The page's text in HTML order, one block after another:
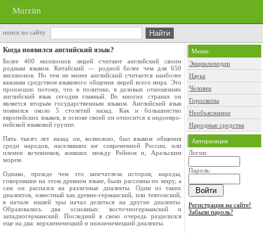
Murzim
поиск по сайту
Когда появился английский язык?
Более 400 миллионов людей считают англий­ский своим
родным языком. Китайский — родной более чем для 650
миллионов. Но тем не менее английский считается наиболее
важным средством языкового общения людей всего мира. Это
про­изошло потому, что в политике, в деловых отно­шениях
английский язык сегодня главный. Во многих странах он
является вторым государствен­ным языком. Английский язык
появился около 5 столетий назад. Как и большинство
европейских языков, в основе своей он относится к индоевро­
пейской языковой группе.
Пять тысяч лет назад он, возможно, был язы­ком общения
среди народов, населявших юг со­временной России, или
племен кочевников, жив­ших между Рейном и, Аральским
морем.
Однако, прежде чем это запечатлела история, народы,
говорившие на этом древнем языке, были рассеяны по миру, а
сам он распался на различ­ные диалекты. Один из таких
диалектов, извест­ный как древне-германский, или тевтонский,
в начале нашей эры начал делиться на другие диа­лекты.
Образовались два основных: восточногер­манский и
западногерманский. Последний в свою очередь разделился
еще на два: верхненемецкий и нижненемецкий диалекты.
Меню
Энциклопедии
Наука
Человек
Гороскопы
Необъяснимое
Народные средства
Авторизация
Логин:
Пароль:
Регистрация на сайте!
Забыли пароль?